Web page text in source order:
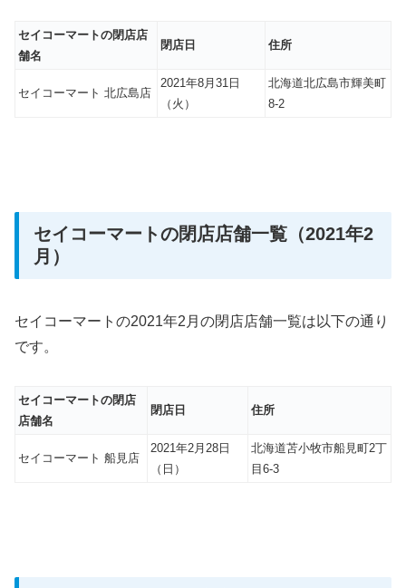
セイコーマートの閉店店
舗名
閉店日 住所
セイコーマート 北広島店
2021年8月31日
（火）
北海道北広島市輝美町
8-2
セイコーマートの閉店店舗一覧（2021年2
月）
セイコーマートの2021年2月の閉店店舗一覧は以下の通り
です。
セイコーマートの閉店
店舗名
閉店日 住所
セイコーマート 船見店
2021年2月28日
（日）
北海道苫小牧市船見町2丁
目6-3